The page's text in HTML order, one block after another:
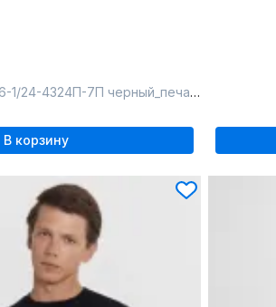
24-4324П-7П черный_печать7_3_сл_на_пол
В корзину